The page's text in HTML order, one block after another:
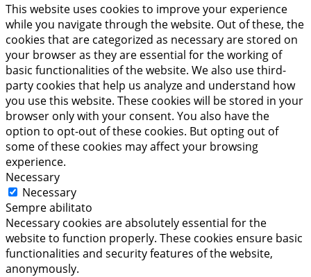
This website uses cookies to improve your experience
while you navigate through the website. Out of these, the
cookies that are categorized as necessary are stored on
your browser as they are essential for the working of
basic functionalities of the website. We also use third-
party cookies that help us analyze and understand how
you use this website. These cookies will be stored in your
browser only with your consent. You also have the
option to opt-out of these cookies. But opting out of
some of these cookies may affect your browsing
experience.
Necessary
Necessary
Sempre abilitato
Necessary cookies are absolutely essential for the
website to function properly. These cookies ensure basic
functionalities and security features of the website,
anonymously.